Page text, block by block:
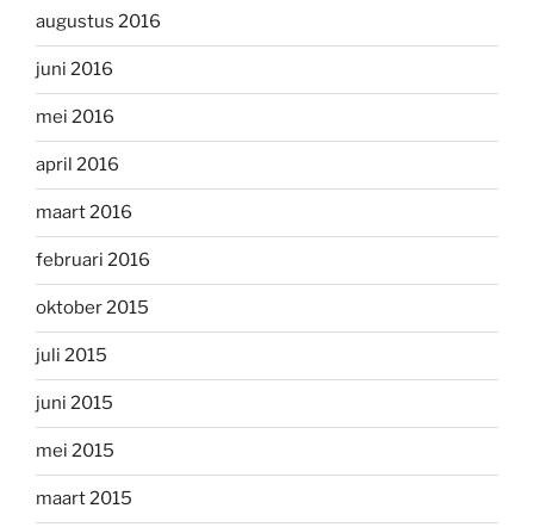
augustus 2016
juni 2016
mei 2016
april 2016
maart 2016
februari 2016
oktober 2015
juli 2015
juni 2015
mei 2015
maart 2015